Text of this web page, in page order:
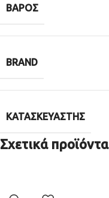
ΒΆΡΟΣ
BRAND
ΚΑΤΑΣΚΕΥΑΣΤΉΣ
Σχετικά προϊόντα